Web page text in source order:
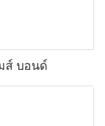
ส์ บอนด์